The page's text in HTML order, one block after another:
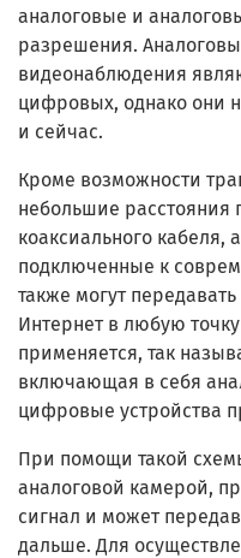
аналоговые и
разрешения.
видеонаблюдения
цифровых, однако они
и сейчас.
Кроме возможности
небольшие расстояния
коаксиального кабеля,
подключенные к
также могут
Интернет в любую
применяется, так
включающая в себя
цифровые устройства
При помощи такой
аналоговой камерой,
сигнал и может
дальше. Для